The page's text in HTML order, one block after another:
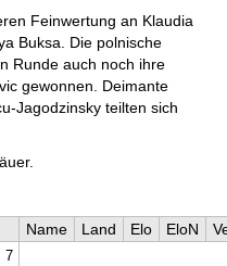
Feinwertung an Klaudia
Buksa. Die polnische
Runde auch noch ihre
gewonnen. Deimante
Jagodzinsky teilten sich
Name Land Elo EloN
7